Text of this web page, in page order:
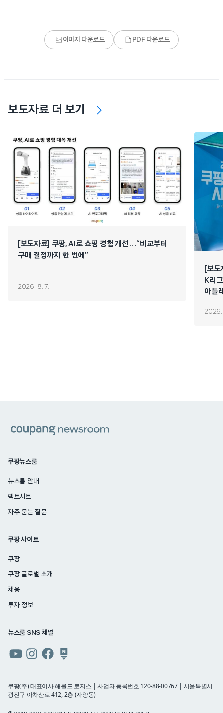
이미지 다운로드 PDF 다운로드
보도자료 더 보기
[보도자료] 쿠팡, AI로 쇼핑 경험 개선…“비교부터
구매 결정까지 한 번에”
2026. 8. 7.
[보
K리
아틀
2026.
쿠팡뉴스룸
뉴스룸 안내
팩트시트
자주 묻는 질문
쿠팡 사이트
쿠팡
쿠팡 글로벌 소개
채용
투자 정보
뉴스룸 SNS 채널
유튜브인스타그램
페이스북네이버
블로그
쿠팡(주) 대표이사 해롤드 로저스 | 사업자 등록번호 120-88-00767 | 서울특별시
광진구 아차산로 412, 2층 (자양동)